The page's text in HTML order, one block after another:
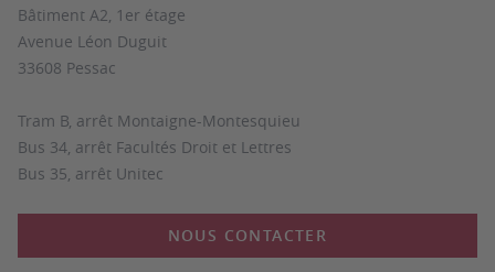
Bâtiment A2, 1er étage
Avenue Léon Duguit
33608 Pessac
Tram B, arrêt Montaigne-Montesquieu
Bus 34, arrêt Facultés Droit et Lettres
Bus 35, arrêt Unitec
NOUS CONTACTER